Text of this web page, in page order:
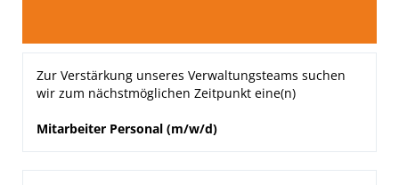
Zur Verstärkung unseres Verwaltungsteams suchen
wir zum nächstmöglichen Zeitpunkt eine(n)
Mitarbeiter Personal (m/w/d)